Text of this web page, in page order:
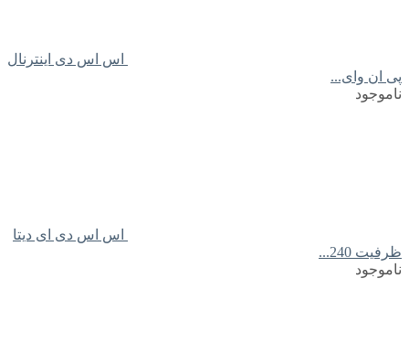
اس اس دی اینترنال
پی ان وای...
ناموجود
اس اس دی ای دیتا
ظرفیت 240...
ناموجود